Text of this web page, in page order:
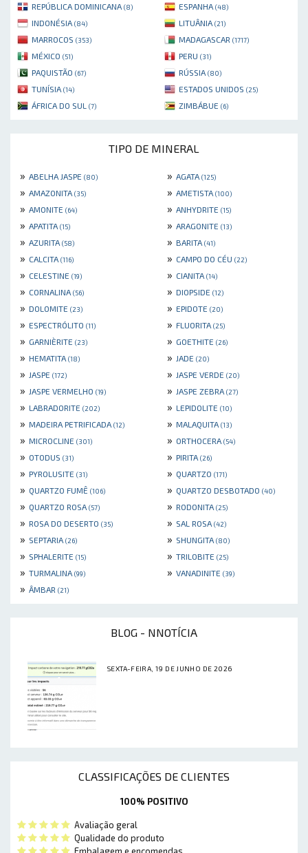
REPÚBLICA DOMINICANA (8) ESPANHA (48)
INDONÉSIA (84) LITUÂNIA (21)
MARROCOS (353) MADAGASCAR (1717)
MÉXICO (51) PERU (31)
PAQUISTÃO (67) RÚSSIA (80)
TUNÍSIA (14) ESTADOS UNIDOS (25)
ÁFRICA DO SUL (7) ZIMBÁBUE (6)
TIPO DE MINERAL
» ABELHA JASPE (80) » AGATA (125)
» AMAZONITA (35) » AMETISTA (100)
» AMONITE (64) » ANHYDRITE (15)
» APATITA (15) » ARAGONITE (13)
» AZURITA (58) » BARITA (41)
» CALCITA (116) » CAMPO DO CÉU (22)
» CELESTINE (19) » CIANITA (14)
» CORNALINA (56) » DIOPSIDE (12)
» DOLOMITE (23) » EPIDOTE (20)
» ESPECTRÓLITO (11) » FLUORITA (25)
» GARNIÈRITE (23) » GOETHITE (26)
» HEMATITA (18) » JADE (20)
» JASPE (172) » JASPE VERDE (20)
» JASPE VERMELHO (19) » JASPE ZEBRA (27)
» LABRADORITE (202) » LEPIDOLITE (10)
» MADEIRA PETRIFICADA (12) » MALAQUITA (13)
» MICROCLINE (301) » ORTHOCERA (54)
» OTODUS (31) » PIRITA (26)
» PYROLUSITE (31) » QUARTZO (171)
» QUARTZO FUMÊ (106) » QUARTZO DESBOTADO (40)
» QUARTZO ROSA (57) » RODONITA (25)
» ROSA DO DESERTO (35) » SAL ROSA (42)
» SEPTARIA (26) » SHUNGITA (80)
» SPHALERITE (15) » TRILOBITE (25)
» TURMALINA (99) » VANADINITE (39)
» ÂMBAR (21)
BLOG - NNOTÍCIA
SEXTA-FEIRA, 19 DE JUNHO DE 2026
CLASSIFICAÇÕES DE CLIENTES
100% POSITIVO
Avaliação geral
Qualidade do produto
Embalagem e encomendas